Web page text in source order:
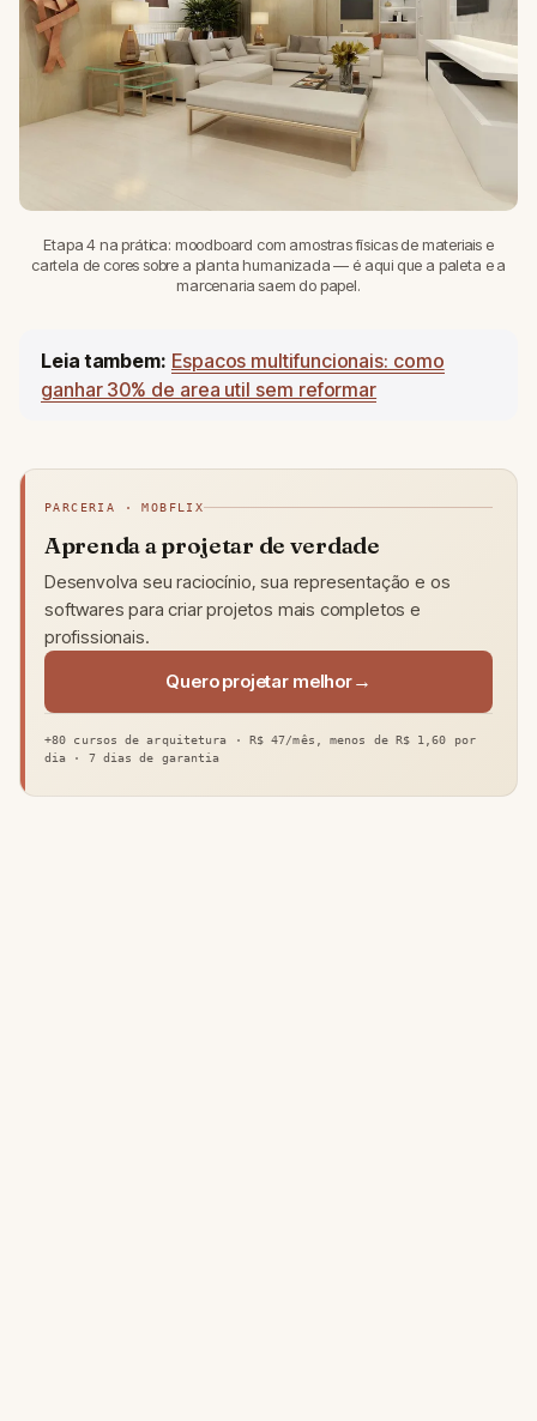
Etapa 4 na prática: moodboard com amostras físicas de materiais e
cartela de cores sobre a planta humanizada — é aqui que a paleta e a
marcenaria saem do papel.
Leia tambem: Espacos multifuncionais: como
ganhar 30% de area util sem reformar
PARCERIA · MOBFLIX
Aprenda a projetar de verdade
Desenvolva seu raciocínio, sua representação e os
softwares para criar projetos mais completos e
profissionais.
Quero projetar melhor
+80 cursos de arquitetura · R$ 47/mês, menos de R$ 1,60 por
dia · 7 dias de garantia